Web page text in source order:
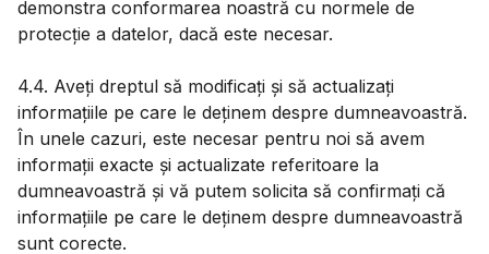
demonstra conformarea noastră cu normele de
protecție a datelor, dacă este necesar.
4.4. Aveți dreptul să modificați și să actualizați
informațiile pe care le deținem despre dumneavoastră.
În unele cazuri, este necesar pentru noi să avem
informații exacte și actualizate referitoare la
dumneavoastră și vă putem solicita să confirmați că
informațiile pe care le deținem despre dumneavoastră
sunt corecte.